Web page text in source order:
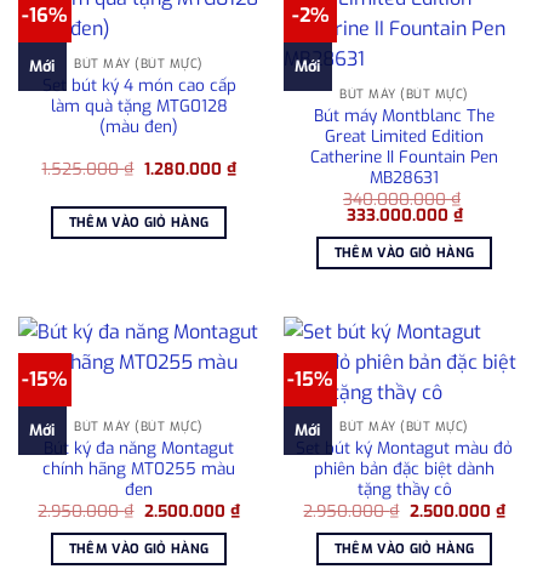
-16%
Mới BÚT MÁY (BÚT MỰC)
Set bút ký 4 món cao cấp
làm quà tặng MTG0128
(màu đen)
1.525.000₫ Giá
1.525.000 ₫.
1.280.000 ₫Giá
hiện
THÊM VÀO GIỎ HÀNG
-2%
Mới
BÚT MÁY (BÚT MỰC)
Bút máy Montblanc The
Great Limited Edition
Catherine II Fountain Pen
MB28631
340.000.000₫
Giá
là:
340.000.000 ₫.
333.000.000 ₫Giá
hiện
tại
là:
THÊM VÀO GIỎ HÀNG
-15%
Mới BÚT MÁY (BÚT MỰC)
Bút ký đa năng Montagut
chính hãng MT0255 màu
đen
2.950.000₫ Giá
là:
2.950.000 ₫.
2.500.000 ₫Giá
hiện
2.500.000 ₫.
THÊM VÀO GIỎ HÀNG
-15%
Mới BÚT MÁY (BÚT MỰC)
Set bút ký Montagut màu đỏ
phiên bản đặc biệt dành
tặng thầy cô
2.950.000₫ Giá
là:
2.950.000 ₫.
2.500.000 ₫Giá
hiện
THÊM VÀO GIỎ HÀNG